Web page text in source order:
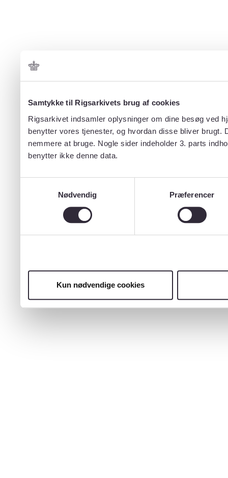
Samtykke til Rigsarkivets brug af cookies
Rigsarkivet indsamler oplysninger om dine besøg ved
benytter vores tjenester, og hvordan disse bliver
nemmere at bruge. Nogle sider indeholder 3. parts
benytter ikke denne data.
Nødvendig
Præferencer
Kun nødvendige cookies